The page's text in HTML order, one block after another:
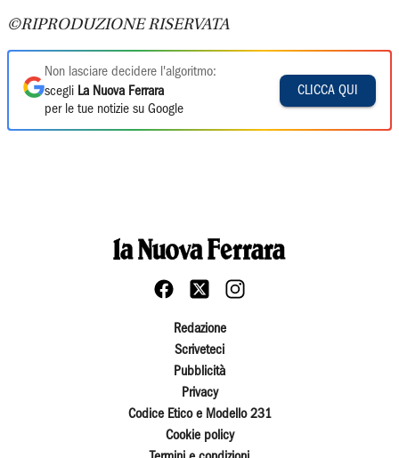
©RIPRODUZIONE RISERVATA
Non lasciare decidere l'algoritmo:
scegli La Nuova Ferrara
per le tue notizie su Google
CLICCA QUI
Redazione
Scriveteci
Pubblicità
Privacy
Codice Etico e Modello 231
Cookie policy